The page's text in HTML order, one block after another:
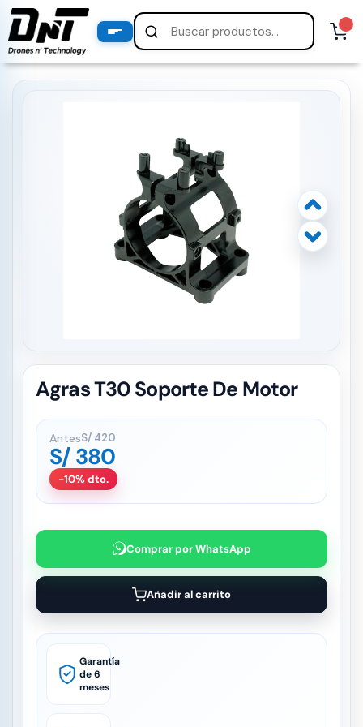
Agras T30 Soporte De Motor
AntesS/ 420
S/ 380
-10% dto.
Comprar por WhatsApp
Añadir al carrito
Garantía
de 6
meses
PRODUCTOS
productos destacados